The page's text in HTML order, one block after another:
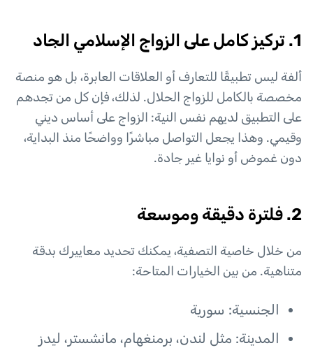
1. تركيز كامل على الزواج الإسلامي الجاد
ألفة ليس تطبيقًا للتعارف أو العلاقات العابرة، بل هو منصة
مخصصة بالكامل للزواج الحلال. لذلك، فإن كل من تجدهم
على التطبيق لديهم نفس النية: الزواج على أساس ديني
وقيمي. وهذا يجعل التواصل مباشرًا وواضحًا منذ البداية،
دون غموض أو نوايا غير جادة.
2. فلترة دقيقة وموسعة
من خلال خاصية التصفية، يمكنك تحديد معاييرك بدقة
متناهية. من بين الخيارات المتاحة:
الجنسية: سورية
المدينة: مثل لندن، برمنغهام، مانشستر، ليدز